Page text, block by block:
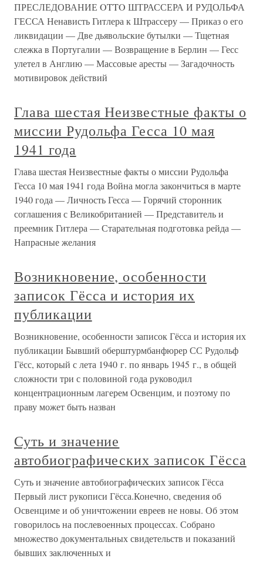
ПРЕСЛЕДОВАНИЕ OTTO ШТРАССЕРА И РУДОЛЬФА
ГЕССА Ненависть Гитлера к Штрассеру — Приказ о его
ликвидации — Две дьявольские бутылки — Тщетная
слежка в Португалии — Возвращение в Берлин — Гесс
улетел в Англию — Массовые аресты — Загадочность
мотивировок действий
Глава шестая Неизвестные факты о
миссии Рудольфа Гесса 10 мая
1941 года
Глава шестая Неизвестные факты о миссии Рудольфа
Гесса 10 мая 1941 года Война могла закончиться в марте
1940 года — Личность Гесса — Горячий сторонник
соглашения с Великобританией — Представитель и
преемник Гитлера — Старательная подготовка рейда —
Напрасные желания
Возникновение, особенности
записок Гёсса и история их
публикации
Возникновение, особенности записок Гёсса и история их
публикации Бывший оберштурмбанфюрер СС Рудольф
Гёсс, который с лета 1940 г. по январь 1945 г., в общей
сложности три с половиной года руководил
концентрационным лагерем Освенцим, и поэтому по
праву может быть назван
Суть и значение
автобиографических записок Гёсса
Суть и значение автобиографических записок Гёсса
Первый лист рукописи Гёсса.Конечно, сведения об
Освенциме и об уничтожении евреев не новы. Об этом
говорилось на послевоенных процессах. Собрано
множество документальных свидетельств и показаний
бывших заключенных и